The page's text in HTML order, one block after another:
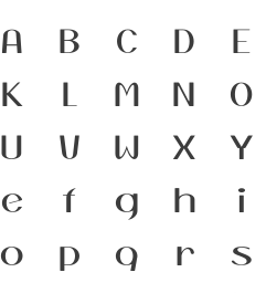
A B C D E
K L M N O
U V W X Y
e f g h i
o p q r s
ภาษา คือ เครื่
ความเป็นชาติด
สะพานเชื่อมตั
พิมพ์ คือ เครื่อง
ภาษาดำรงอยู่